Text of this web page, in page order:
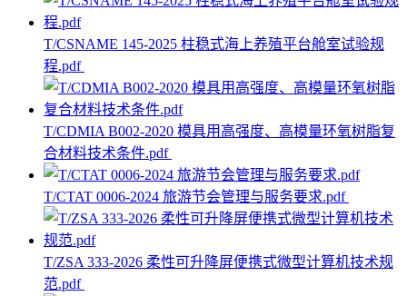
T/CSNAME 145-2025 柱稳式海上养殖平台舱室试验规
程.pdf
T/CDMIA B002-2020 模具用高强度、高模量环氧树脂复
合材料技术条件.pdf
T/CTAT 0006-2024 旅游节会管理与服务要求.pdf
T/ZSA 333-2026 柔性可升降屏便携式微型计算机技术规
范.pdf